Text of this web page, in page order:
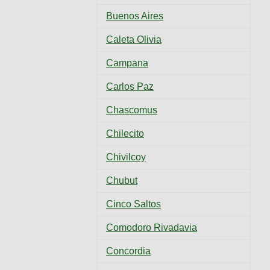
Buenos Aires
Caleta Olivia
Campana
Carlos Paz
Chascomus
Chilecito
Chivilcoy
Chubut
Cinco Saltos
Comodoro Rivadavia
Concordia